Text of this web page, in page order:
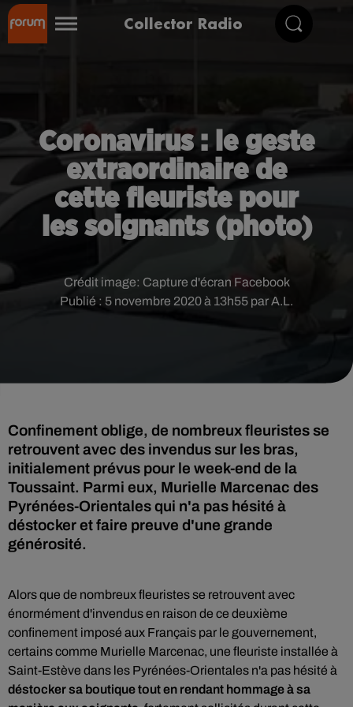
Collector Radio
Coronavirus : le geste
extraordinaire de
cette fleuriste pour
les soignants (photo)
Publié : 5 novembre 2020 à 13h55 par A.L.
Crédit image: Capture d'écran Facebook
Confinement oblige, de nombreux fleuristes se
retrouvent avec des invendus sur les bras,
initialement prévus pour le week-end de la
Toussaint. Parmi eux, Murielle Marcenac des
Pyrénées-Orientales qui n'a pas hésité à
déstocker et faire preuve d'une grande
générosité.
Alors que de nombreux fleuristes se retrouvent avec
énormément d'invendus en raison de ce deuxième
confinement imposé aux Français par le gouvernement,
certains comme Murielle Marcenac, une fleuriste installée à
Saint-Estève dans les Pyrénées-Orientales n'a pas hésité à
déstocker sa boutique tout en rendant hommage à sa